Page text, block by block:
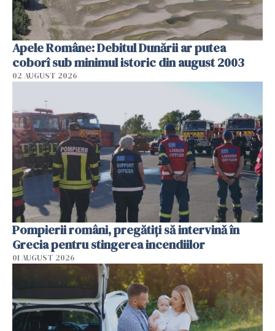
Apele Române: Debitul Dunării ar putea
coborî sub minimul istoric din august 2003
02 AUGUST 2026
Pompierii români, pregătiţi să intervină în
Grecia pentru stingerea incendiilor
01 AUGUST 2026